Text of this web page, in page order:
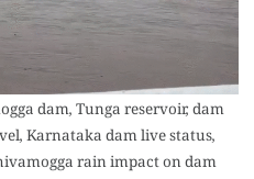
dam, Tunga reservoir, dam
Karnataka dam live status,
rain impact on dam